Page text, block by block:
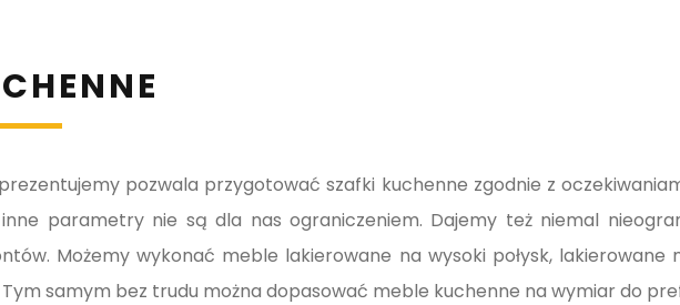
pozwala przygotować szafki kuchenne zgodnie z
inne parametry nie są dla nas ograniczeniem. Dajemy też niemal
Możemy wykonać meble lakierowane na wysoki połysk,
samym bez trudu można dopasować meble kuchenne na wymiar do